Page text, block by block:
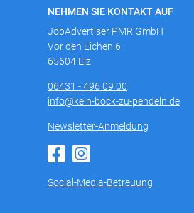
NEHMEN SIE KONTAKT AUF
JobAdvertiser PMR GmbH
Vor den Eichen 6
65604 Elz
06431 - 496 09 00
info@kein-bock-zu-pendeln.de
Newsletter-Anmeldung
Social-Media-Betreuung